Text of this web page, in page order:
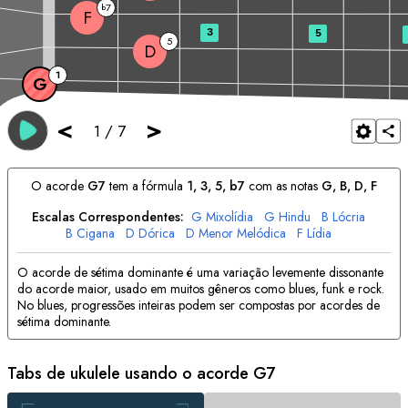
< 1 / 7 >
G 1
D 5
F b7
3 5
O acorde G7tem a fórmula 1, 3, 5, b7 com as notas G, B, D, F
Escalas Correspondentes: G Mixolídia G Hindu B Lócria
B Cigana D Dórica D Menor Melódica F Lídia
O acorde de sétima dominante é uma variação levemente dissonante
do acorde maior, usado em muitos gêneros como blues, funk e rock.
No blues, progressões inteiras podem ser compostas por acordes de
sétima dominante.
Tabs de ukulele usando o acorde G7